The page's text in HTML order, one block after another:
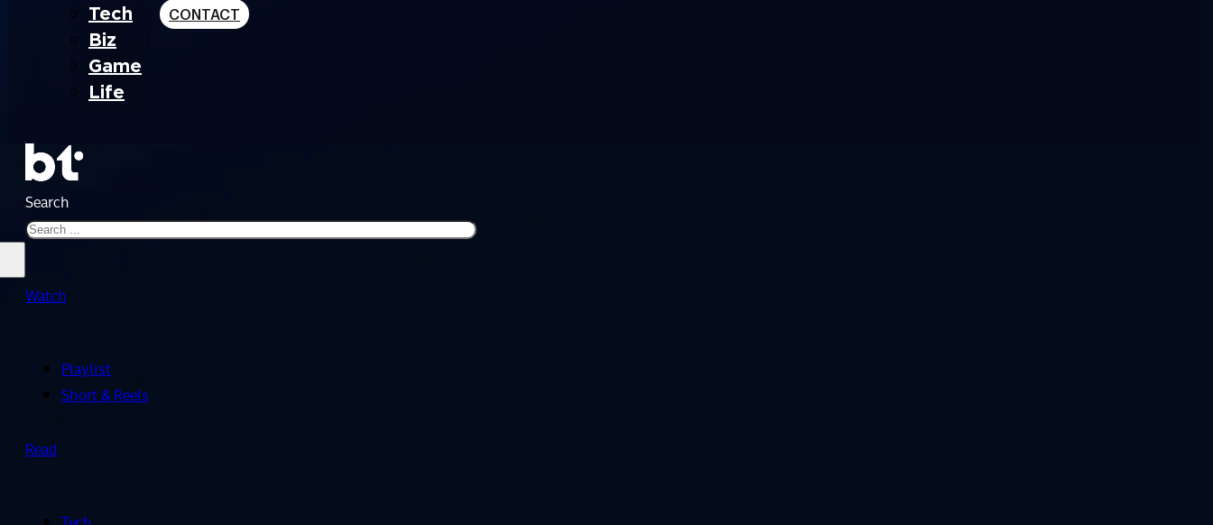
Tech
Biz
Game
Life
CONTACT
Search
Watch
Playlist
Short & Reels
Read